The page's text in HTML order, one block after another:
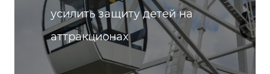
усилить защиту детей на
аттракционах